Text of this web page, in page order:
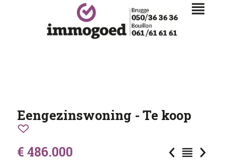
Eengezinswoning - Te koop
€ 486.000